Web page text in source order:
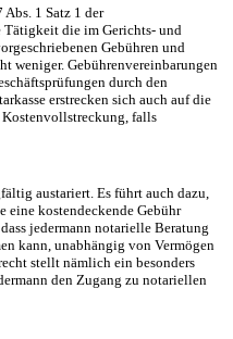
1 Satz 1 der
die im Gerichts- und
Gebühren und
weniger. Gebührenvereinbarungen
durch den
erstrecken sich auch auf die
Kostenvollstreckung, falls
austariert. Es führt auch dazu,
eine kostendeckende Gebühr
jedermann notarielle Beratung
kann, unabhängig von Vermögen
stellt nämlich ein besonders
den Zugang zu notariellen